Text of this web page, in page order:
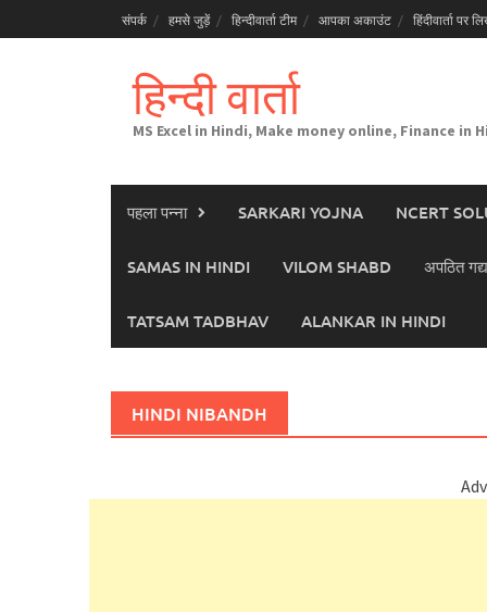
to
संपर्क हमसे जुड़ें हिन्दीवार्ता टीम आपका अकाउंट हिंदीवार्ता पर
हिन्दी वार्ता
MS Excel in Hindi, Make money online, Finance in
पहला पन्ना SARKARI YOJNA NCERT
SAMAS IN HINDI VILOM SHABD अपठित
TATSAM TADBHAV ALANKAR IN HINDI
HINDI NIBANDH